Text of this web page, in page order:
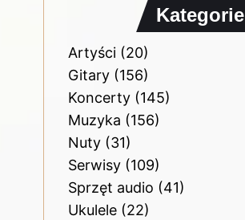
Kategorie
Artyści(20)
Gitary(156)
Koncerty(145)
Muzyka (156)
Nuty(31)
Serwisy(109)
Sprzęt audio (41)
Ukulele(22)